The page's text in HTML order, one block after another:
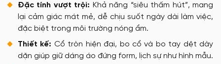
Đặc tính vượt trội: Khả năng “siêu thấm hút”, mang
lại cảm giác mát mẻ, dễ chịu suốt ngày dài làm việc,
đặc biệt trong môi trường nóng ẩm.
Thiết kế: Cổ tròn hiện đại, bo cổ và bo tay dệt dày
dặn giúp giữ dáng áo đứng form, lịch sự như hình mẫu.